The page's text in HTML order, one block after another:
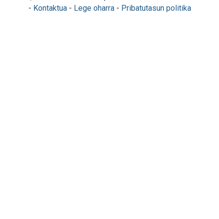
- Kontaktua- Lege oharra- Pribatutasun politika